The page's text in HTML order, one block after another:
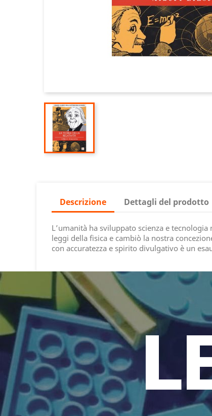
Descrizione Dettagli del prodotto
L’umanità ha sviluppato scienza e
leggi della fisica e cambiò la nostra
con accuratezza e spirito divulgativo è un